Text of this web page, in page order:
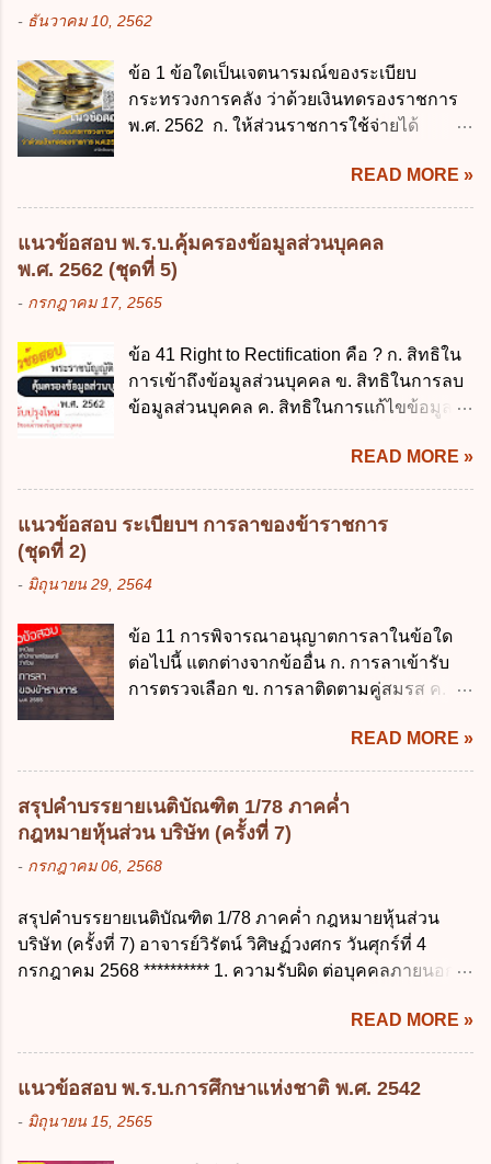
การเปิดเรียนภาคต้น ถ้าสถานศึกษายังมิไ...
รัฐทุกแห่ง ข. กิจการด้านการศึกษา ค. กิจการ
ข้อ 3 โดยหลัก ทั่วไป พระราชบัญญัติคุ้มครอง
ข้อมูลส่วนบุคคล พ.ศ. 2562 ใช้บังคับตั้งแต่วัน
ใด ก. 26 พฤษภาคม 2562 ข. 27 พฤษภาคม
พฤษภาคม 2562 ข้อ 4 "บุคคลหรือนิติบุคคล
ซึ่งมีอำนาจหน้าที่ตัดสินใจเกี่ยวกับการเก็บ
รวบรวม ใช้ หรือเปิดเผยข้อมูลส่วนบุคคล" คือ
ความหมายตามข้อใด ก. ผู้ควบคุมข้อมูลส่วน
มีอำนาจแต่งตั้งพนักงานเจ้าหน้าที่ตามพระ
ราชบัญญัติคุ้มครองข้อมูลส่วนบุคคล พ.ศ.
2562 ก. นายกรัฐมนตรี ข. รัฐมนตรีว่าการ
กระทรวงดิจิทัลเพื่อเศร...
- ธันวาคม 10, 2562
ข้อ 1 ข้อใดเป็นเจตนารมณ์ของระเบียบ
กระทรวงการคลัง ว่าด้วยเงินทดรองราชการ
พ.ศ. 2562 ก. ให้ส่วนราชการใช้จ่ายได้
ส่วนราชการมีเงินทดรองราชการเพื่อรองจ่าย
ตามข้อผูกพันในการกู้เงินจากต่างประเทศ ค.
รองรับการปฏิบัติงานด้านการเงินการคลังตาม
นโยบาย New GFMIS Thai ง. สนับสนุนการให้
ความช่วยเหลือในกรณีจำเป็นเร่งด่วนที่ไม่
สามารถรอการเบิกเงินจากงบประมาณได้ ข้อ
ราชการ พ.ศ. 2562 ออกโดยอาศัยกฎหมาย
แม่บทใด ก. พระราชบัญญัติวิธีการงบ
ประมาณ พ.ศ. 2561 ข. พระราชบัญญัติวินัย
บัญญัติเงินคงคลัง พ.ศ. 2491 ง. ระเบียบ
กระทรวงการคลัง ว่าด้วยการเบิกเงินจากคลัง
การรับเงิน การจ่ายเงิน การเก็บรักษาเงิน และ
สำรองจ่ายได้แห่งละไม่เกินเท่าใร ก. 100,000
บาท ข. 50,000 บาท ค. 30,000 บาท ง. 10,000
บาท ข้อ 4 ดอกเบี้ยที่เกิดจากการนำเงินทดรอง
READ MORE »
แนวข้อสอบ พ.ร.บ.คุ้มครองข้อมูลส่วนบุคคล
พ.ศ. 2562 (ชุดที่ 5)
- กรกฎาคม 17, 2565
ข้อ 41 Right to Rectification คือ ? ก. สิทธิใน
การเข้าถึงข้อมูลส่วนบุคคล ข. สิทธิในการลบ
ข้อมูลส่วนบุคคล ค. สิทธิในการแก้ไขข้อมูล
การประมวลผลข้อมูลส่วนบุคคล ข้อ 42 ผู้
ควบคุมข้อมูลส่วนบุคคลต้องแก้ไขข้อมูลส่วน
บุคคลตามหลักการข้อใด ก. ถูกต้อง เป็น
กฎหมายคุ้มครองข้อมูลส่วนบุคคล ในกรณีผู้
ข้อมูลส่วนบุคคลให้ถูกต้อง ก. ร้องทุกข์ ข. ร้อง
เรียน ค. อุทธรณ์ ง. ฟ้องร้อง ข้อ 44 หลักการ
สำคัญของสิทธิในการลบข้อมูลส่วนบุคคล คือ
ลบข้อมูลส่วนบุคคล ข. ขอให้ทำลายข้อมูล
ส่วนบุคคล ค. ทำให้ข้อมูลส่วนบุคคลไม่
สามารถระบุถึงตนได้ ง. ถูกทุกข้อ ข้อ 45
เงื่อนไข ในการใช้สิทธิลบข้อมูลส่วนบุคคล ข้อ
ส่วนบุคคลที่ไม่สมบูรณ์ ค. เจ้าของข้อมูลส่วน
บุคคลถอนความยินยอมในการเก็บรวบรวม
ใช้หรือเปิดเผยข้อมูลส่วนบุคคล ง. ข้อมูลส่วน
บุคคลได้ถูกใช้ประมวลผลโดยไม่ชอบด้วย
READ MORE »
แนวข้อสอบ ระเบียบฯ การลาของข้าราชการ
(ชุดที่ 2)
- มิถุนายน 29, 2564
ข้อ 11 การพิจารณาอนุญาตการลาในข้อใด
ต่อไปนี้ แตกต่างจากข้ออื่น ก. การลาเข้ารับ
การตรวจเลือก ข. การลาติดตามคู่สมรส ค.
ปฏิบัติการวิจัย หรือดูงาน ข้อ 12 ข้อใด ไม่ ถูก
ต้องเกี่ยวกับการลาไปช่วยเหลือภริยาที่คลอด
บุตร ก. ต้องเป็นภริยาโดยชอบด้วยกฎหมาย ข.
ลาได้เพียงครั้งเดียว ค. ต้องลาภายใน 90 วัน
นับแต่วันที่คลอดบุตร ง. ลาได้ครั้งหนึ่งติดต่อ
กันไม่เกิน 15 วันทำการ ข้อ 13 สิทธิลากิจส่วน
เกิน 90 วัน ข. ลาต่อเนื่องจากการคลอดบุตรได้
ไม่เกิน 90 วันทำการ ค. ลาได้ไม่เกิน 120 วัน
ง. ลาต่อเนื่องจากการคลอดบุตรได้ไม่เกิน 150
รัฐมนตรี ว่าด้วยการลาของข้าราชการ พ.ศ.
2555 กำหนดให้ข้าราชการที่รับราชการติดต่อ
กันมาแล้วไม่น้อยกว่า 10 ปี มีสิทธินำวันลาพัก
READ MORE »
สรุปคำบรรยายเนติบัณฑิต 1/78 ภาคค่ำ
กฎหมายหุ้นส่วน บริษัท (ครั้งที่ 7)
- กรกฎาคม 06, 2568
สรุปคำบรรยายเนติบัณฑิต 1/78 ภาคค่ำ กฎหมายหุ้นส่วน
บริษัท (ครั้งที่ 7) อาจารย์วิรัตน์ วิศิษฏ์วงศกร วันศุกร์ที่ 4
กรกฎาคม 2568 ********** 1. ความรับผิด ต่อบุคคลภายนอก
คนใดคนหนึ่งได้จัดทำไปในทางที่เป็น ธรรมดาการค้าขาย
ของห้างหุ้นส่วน ม.1050 , 1025 โดยพิจารณาตามสภาพแห่ง
กิจการ การงานของห้าง และประเพณีทางการค้า -หุ้นส่วน
หรือมีอำนาจจัดการหรือไม่ก็ตาม จึงเป็นไปตามหลักกฎหมาย
READ MORE »
แนวข้อสอบ พ.ร.บ.การศึกษาแห่งชาติ พ.ศ. 2542
- มิถุนายน 15, 2565